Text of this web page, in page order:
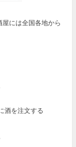
には全国各地から
酒を注文する